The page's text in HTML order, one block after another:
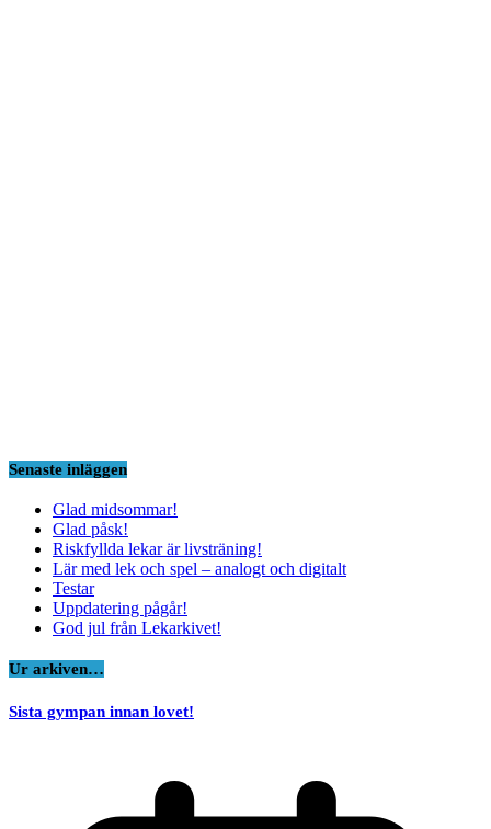
Senaste inläggen
Glad midsommar!
Glad påsk!
Riskfyllda lekar är livsträning!
Lär med lek och spel – analogt och digitalt
Testar
Uppdatering pågår!
God jul från Lekarkivet!
Ur arkiven…
Sista gympan innan lovet!